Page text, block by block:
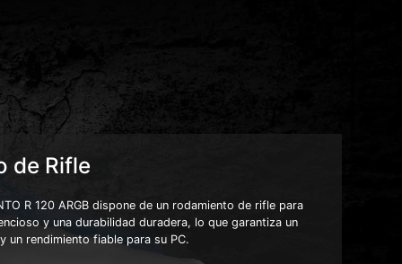
de Rifle
R 120 ARGB dispone de un rodamiento de rifle para
y una durabilidad duradera, lo que garantiza un
un rendimiento fiable para su PC.